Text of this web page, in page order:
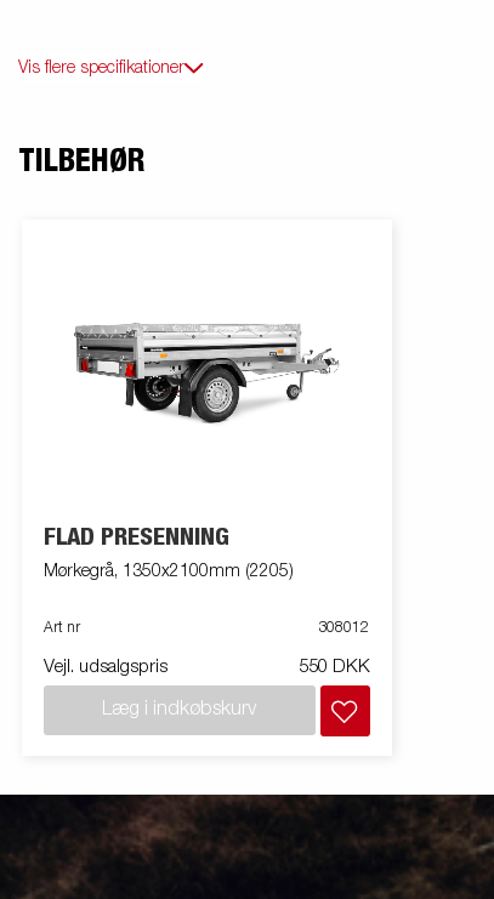
Vis flere specifikationer
TILBEHØR
FLAD PRESENNING
Mørkegrå, 1350x2100mm (2205)
Art nr 308012
Vejl. udsalgspris 550 DKK
Læg i indkøbskurv